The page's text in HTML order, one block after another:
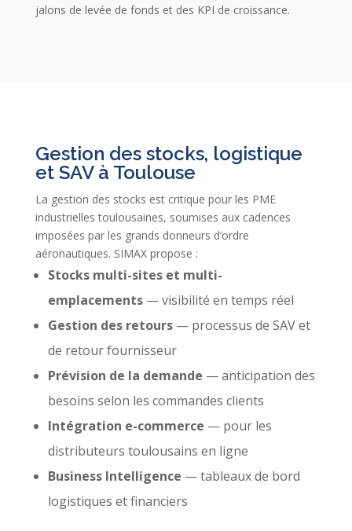
jalons de levée de fonds et des KPI de croissance.
Gestion des stocks, logistique
et SAV à Toulouse
La gestion des stocks est critique pour les PME
industrielles toulousaines, soumises aux cadences
imposées par les grands donneurs d’ordre
aéronautiques. SIMAX propose :
Stocks multi-sites et multi-
emplacements— visibilité en temps réel
Gestion des retours— processus de SAV et
de retour fournisseur
Prévision de la demande — anticipation des
besoins selon les commandes clients
Intégration e-commerce — pour les
distributeurs toulousains en ligne
Business Intelligence — tableaux de bord
logistiques et financiers